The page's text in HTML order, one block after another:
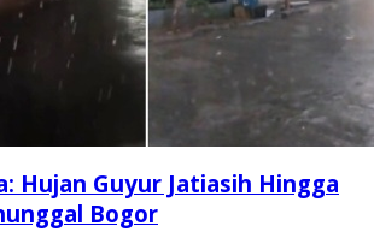
Hujan Guyur Jatiasih Hingga
Bogor